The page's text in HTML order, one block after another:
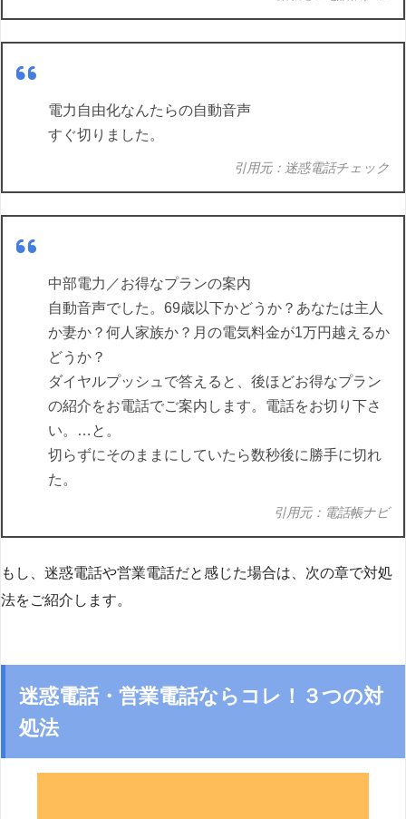
電力自由化なんたらの自動音声
すぐ切りました。
引用元：迷惑電話チェック
中部電力／お得なプランの案内
自動音声でした。69歳以下かどうか？あなたは主人
か妻か？何人家族か？月の電気料金が1万円越えるか
どうか？
ダイヤルプッシュで答えると、後ほどお得なプラン
の紹介をお電話でご案内します。電話をお切り下さ
い。…と。
切らずにそのままにしていたら数秒後に勝手に切れ
た。
引用元：電話帳ナビ
もし、迷惑電話や営業電話だと感じた場合は、次の章で対処
法をご紹介します。
迷惑電話・営業電話ならコレ！３つの対
処法